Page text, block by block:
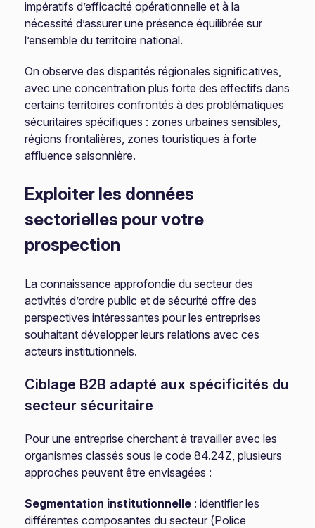
impératifs d’efficacité opérationnelle et à la
nécessité d’assurer une présence équilibrée sur
l’ensemble du territoire national.
On observe des disparités régionales significatives,
avec une concentration plus forte des effectifs dans
certains territoires confrontés à des problématiques
sécuritaires spécifiques : zones urbaines sensibles,
régions frontalières, zones touristiques à forte
affluence saisonnière.
Exploiter les données
sectorielles pour votre
prospection
La connaissance approfondie du secteur des
activités d’ordre public et de sécurité offre des
perspectives intéressantes pour les entreprises
souhaitant développer leurs relations avec ces
acteurs institutionnels.
Ciblage B2B adapté aux spécificités du
secteur sécuritaire
Pour une entreprise cherchant à travailler avec les
organismes classés sous le code 84.24Z, plusieurs
approches peuvent être envisagées :
Segmentation institutionnelle : identifier les
différentes composantes du secteur (Police